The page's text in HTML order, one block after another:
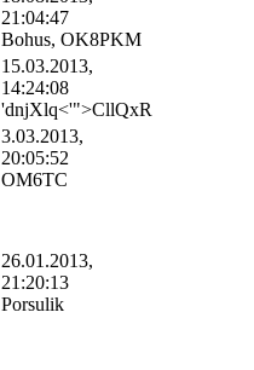
21:04:47
Bohus, OK8PKM
15.03.2013,
14:24:08
'dnjXlq<'">CllQxR
3.03.2013,
20:05:52
OM6TC
26.01.2013,
21:20:13
Porsulik